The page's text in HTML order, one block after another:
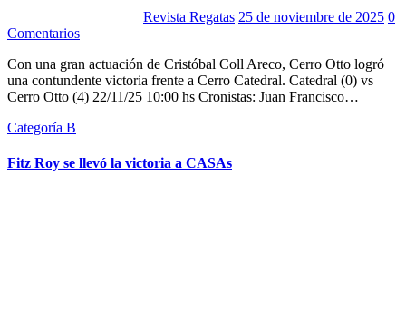
Revista Regatas 25 de noviembre de 2025 0
Comentarios
Con una gran actuación de Cristóbal Coll Areco, Cerro Otto logró
una contundente victoria frente a Cerro Catedral. Catedral (0) vs
Cerro Otto (4) 22/11/25 10:00 hs Cronistas: Juan Francisco…
Categoría B
Fitz Roy se llevó la victoria a CASAs